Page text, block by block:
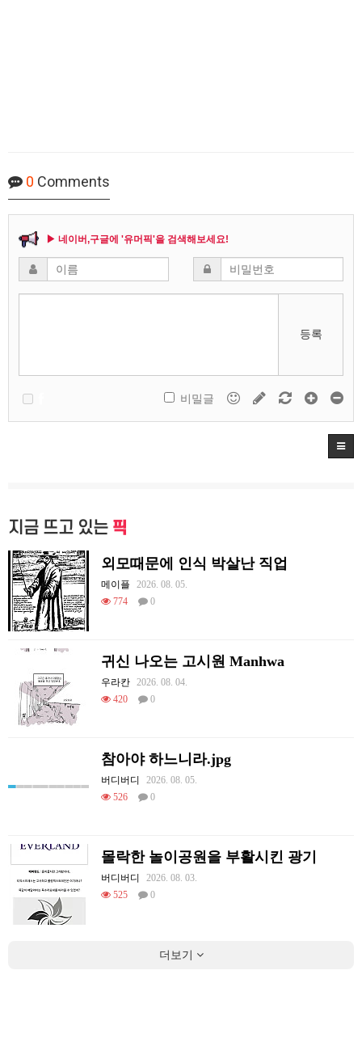
0 Comments
▶ 네이버,구글에 '유머픽'을 검색해보세요!
등록
비밀글
지금 뜨고 있는 픽
외모때문에 인식 박살난 직업
메이플
2026. 08. 05.
774
0
귀신 나오는 고시원 Manhwa
우라칸 2026. 08. 04.
420
0
참아야 하느니라.jpg
버디버디
2026. 08. 05.
526
0
몰락한 놀이공원을 부활시킨 광기
버디버디
2026. 08. 03.
525
0
더보기